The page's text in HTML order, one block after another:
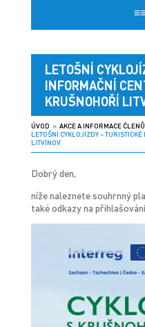
LETOŠNÍ
INFORMAČNÍ
KRUŠNOHOŘÍ
ÚVOD » AKCE A INFORMACE
LETOŠNÍ CYKLOJÍZDY –
LITVÍNOV
Dobrý den,
níže naleznete souhrnný
také odkazy na